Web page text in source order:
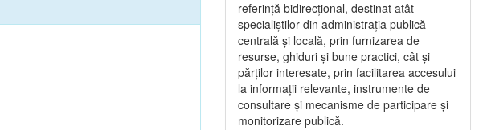
referință bidirecțional, destinat atât
specialiștilor din administrația publică
centrală și locală, prin furnizarea de
resurse, ghiduri și bune practici, cât și
părților interesate, prin facilitarea accesului
la informații relevante, instrumente de
consultare și mecanisme de participare și
monitorizare publică.